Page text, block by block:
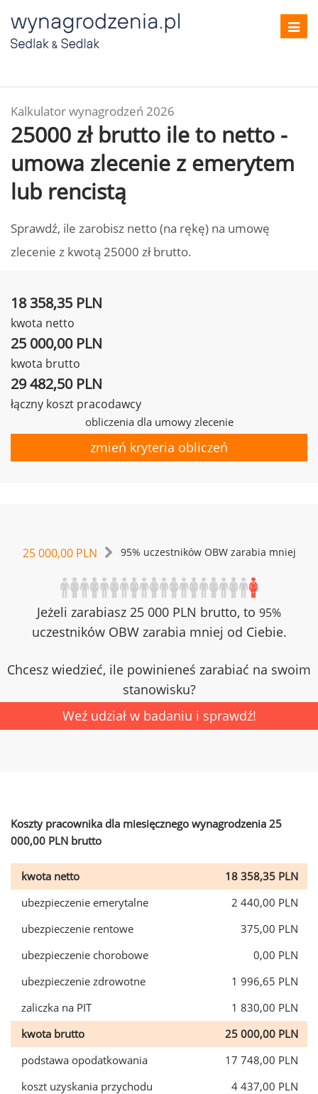
Kalkulator wynagrodzeń 2026
25000 zł brutto ile to netto -
umowa zlecenie z emerytem
lub rencistą
Sprawdź, ile zarobisz netto (na rękę) na umowę
zlecenie z kwotą 25000 zł brutto.
18 358,35 PLN
kwota netto
25 000,00 PLN
kwota brutto
29 482,50 PLN
łączny koszt pracodawcy
obliczenia dla umowy zlecenie
zmień kryteria obliczeń
25 000,00 PLN 95% uczestników OBW zarabia mniej
Jeżeli zarabiasz 25 000 PLN brutto, to 95%
uczestników OBW zarabia mniej od Ciebie.
Chcesz wiedzieć, ile powinieneś zarabiać na swoim
stanowisku?
Weź udział w badaniu i sprawdź!
Koszty pracownika dla miesięcznego wynagrodzenia 25
000,00 PLN brutto
kwota netto
18 358,35 PLN
ubezpieczenie emerytalne
2 440,00 PLN
ubezpieczenie rentowe
375,00 PLN
ubezpieczenie chorobowe
0,00 PLN
ubezpieczenie zdrowotne
1 996,65 PLN
zaliczka na PIT
1 830,00 PLN
kwota brutto
25 000,00 PLN
podstawa opodatkowania
17 748,00 PLN
koszt uzyskania przychodu
4 437,00 PLN